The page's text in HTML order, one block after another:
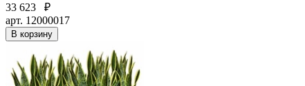
33 623
₽
арт. 12000017
В корзину